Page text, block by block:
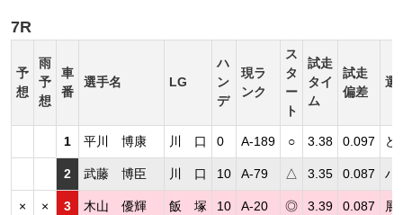
7R
予
想
雨
予
想
車
番
選手名 LG
ハ
ン
デ
現ラ
ンク
ス
タ
ー
ト
試走
タイ
ム
試走
偏差
選
1 平川 博康 川 口 0 A-189 ○ 3.38 0.097 ど
2 武藤 博臣 川 口 10 A-79 △ 3.35 0.087 ハ
× × 3 木山 優輝 飯 塚 10 A-20 ◎ 3.39 0.087 展